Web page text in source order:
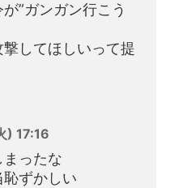
”ガンガン行こう
してほしいって提
) 17:16
まったな
ずかしい